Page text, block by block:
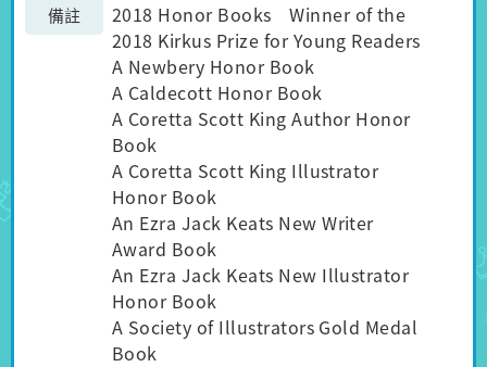
備註
2018 Honor Books Winner of the
2018 Kirkus Prize for Young Readers
A Newbery Honor Book
A Caldecott Honor Book
A Coretta Scott King Author Honor
Book
A Coretta Scott King Illustrator
Honor Book
An Ezra Jack Keats New Writer
Award Book
An Ezra Jack Keats New Illustrator
Honor Book
A Society of Illustrators Gold Medal
Book